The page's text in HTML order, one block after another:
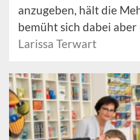
anzugeben, hält die
bemüht sich dabei aber
Larissa Terwart